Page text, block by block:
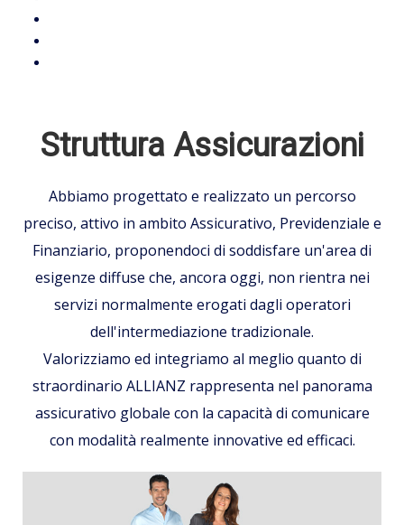
Struttura Assicurazioni
Abbiamo progettato e realizzato un percorso
preciso, attivo in ambito Assicurativo, Previdenziale e
Finanziario, proponendoci di soddisfare un'area di
esigenze diffuse che, ancora oggi, non rientra nei
servizi normalmente erogati dagli operatori
dell'intermediazione tradizionale.
Valorizziamo ed integriamo al meglio quanto di
straordinario ALLIANZ rappresenta nel panorama
assicurativo globale con la capacità di comunicare
con modalità realmente innovative ed efficaci.